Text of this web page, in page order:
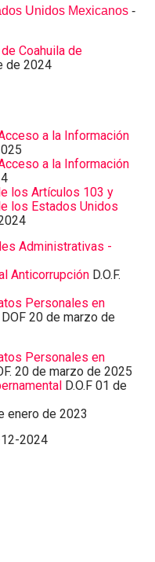
Unidos Mexicanos -
Coahuila de
de 2024
a la Información
a la Información
los Artículos 103 y
los Estados Unidos
Administrativas -
Anticorrupción D.O.F.
Personales en
DOF 20 de marzo de
Personales en
20 de marzo de 2025
D.O.F 01 de
enero de 2023
2024